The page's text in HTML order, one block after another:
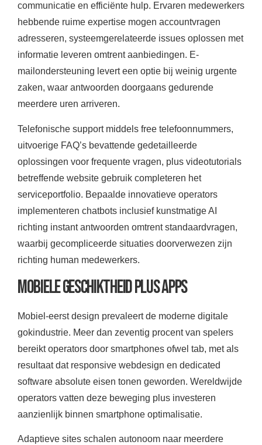
communicatie en efficiënte hulp. Ervaren medewerkers
hebbende ruime expertise mogen accountvragen
adresseren, systeemgerelateerde issues oplossen met
informatie leveren omtrent aanbiedingen. E-
mailondersteuning levert een optie bij weinig urgente
zaken, waar antwoorden doorgaans gedurende
meerdere uren arriveren.
Telefonische support middels free telefoonnummers,
uitvoerige FAQ’s bevattende gedetailleerde
oplossingen voor frequente vragen, plus videotutorials
betreffende website gebruik completeren het
serviceportfolio. Bepaalde innovatieve operators
implementeren chatbots inclusief kunstmatige AI
richting instant antwoorden omtrent standaardvragen,
waarbij gecompliceerde situaties doorverwezen zijn
richting human medewerkers.
Mobiele Geschiktheid plus Apps
Mobiel-eerst design prevaleert de moderne digitale
gokindustrie. Meer dan zeventig procent van spelers
bereikt operators door smartphones ofwel tab, met als
resultaat dat responsive webdesign en dedicated
software absolute eisen tonen geworden. Wereldwijde
operators vatten deze beweging plus investeren
aanzienlijk binnen smartphone optimalisatie.
Adaptieve sites schalen autonoom naar meerdere